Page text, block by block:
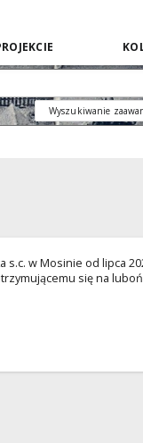
Wyszukiwanie
w Mosinie od lipca
się na